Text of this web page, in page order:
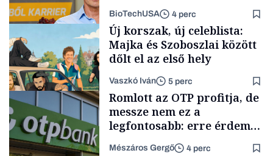
Energia
Content Lab HUB
BioTechUSA 4 perc
Új korszak, új celeblista:
Majka és Szoboszlai között
dőlt el az első hely
Vaszkó Iván 5 perc
Romlott az OTP profitja, de
messze nem ez a
legfontosabb: erre érdemes
figyelniük a befektetőknek
Mészáros Gergő 4 perc